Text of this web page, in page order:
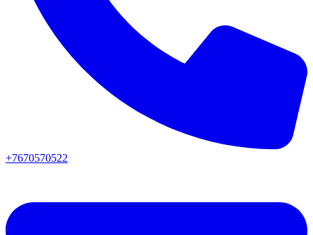
+7670570522